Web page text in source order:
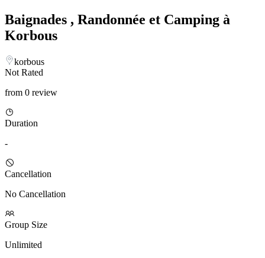
Baignades , Randonnée et Camping à
Korbous
korbous
Not Rated
from 0 review
Duration
-
Cancellation
No Cancellation
Group Size
Unlimited